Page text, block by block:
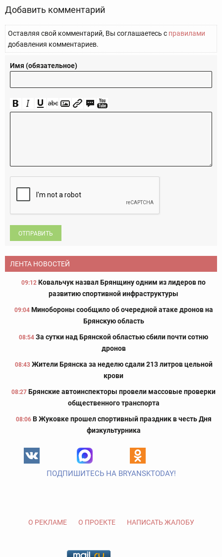
Добавить комментарий
Оставляя свой комментарий, Вы соглашаетесь с правилами
добавления комментариев.
Имя (обязательное)
ОТПРАВИТЬ
ЛЕНТА НОВОСТЕЙ
09:12 Ковальчук назвал Брянщину одним из лидеров по
развитию спортивной инфраструктуры
09:04 Минобороны сообщило об очередной атаке дронов на
Брянскую область
08:54 За сутки над Брянской областью сбили почти сотню
дронов
08:43 Жители Брянска за неделю сдали 213 литров цельной
крови
08:27 Брянские автоинспекторы провели массовые проверки
общественного транспорта
08:06 В Жуковке прошел спортивный праздник в честь Дня
физкультурника
ПОДПИШИТЕСЬ НА BRYANSKTODAY!
О РЕКЛАМЕ О ПРОЕКТЕ НАПИСАТЬ ЖАЛОБУ